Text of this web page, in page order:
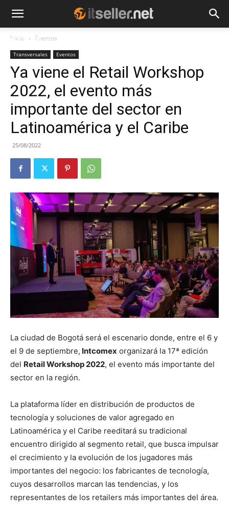
NOTICIAS
Inicio Eventos
Transversales Eventos
Ya viene el Retail Workshop
2022, el evento más
importante del sector en
Latinoamérica y el Caribe
25/08/2022
La ciudad de Bogotá será el escenario donde, entre el 6 y
el 9 de septiembre, Intcomex organizará la 17ª edición
del Retail Workshop 2022, el evento más importante del
sector en la región.
La plataforma líder en distribución de productos de
tecnología y soluciones de valor agregado en
Latinoamérica y el Caribe reeditará su tradicional
encuentro dirigido al segmento retail, que busca impulsar
el crecimiento y la evolución de los jugadores más
importantes del negocio: los fabricantes de tecnología,
cuyos desarrollos marcan las tendencias, y los
representantes de los retailers más importantes del área.